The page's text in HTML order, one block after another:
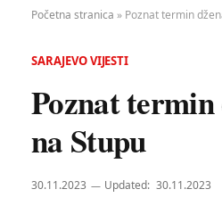
Početna stranica » Poznat termin
SARAJEVO VIJESTI
Poznat
na Stupu
30.11.2023 Updated: 30.11.2023